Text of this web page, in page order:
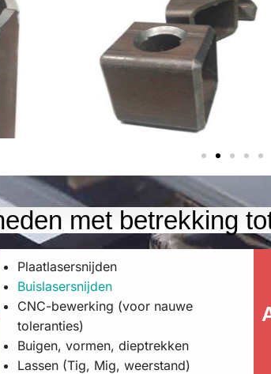
met betrekking
Plaatlasersnijden
Buislasersnijden
CNC-bewerking (voor nauwe
toleranties)
Buigen, vormen, dieptrekken
Lassen (Tig, Mig, weerstand)